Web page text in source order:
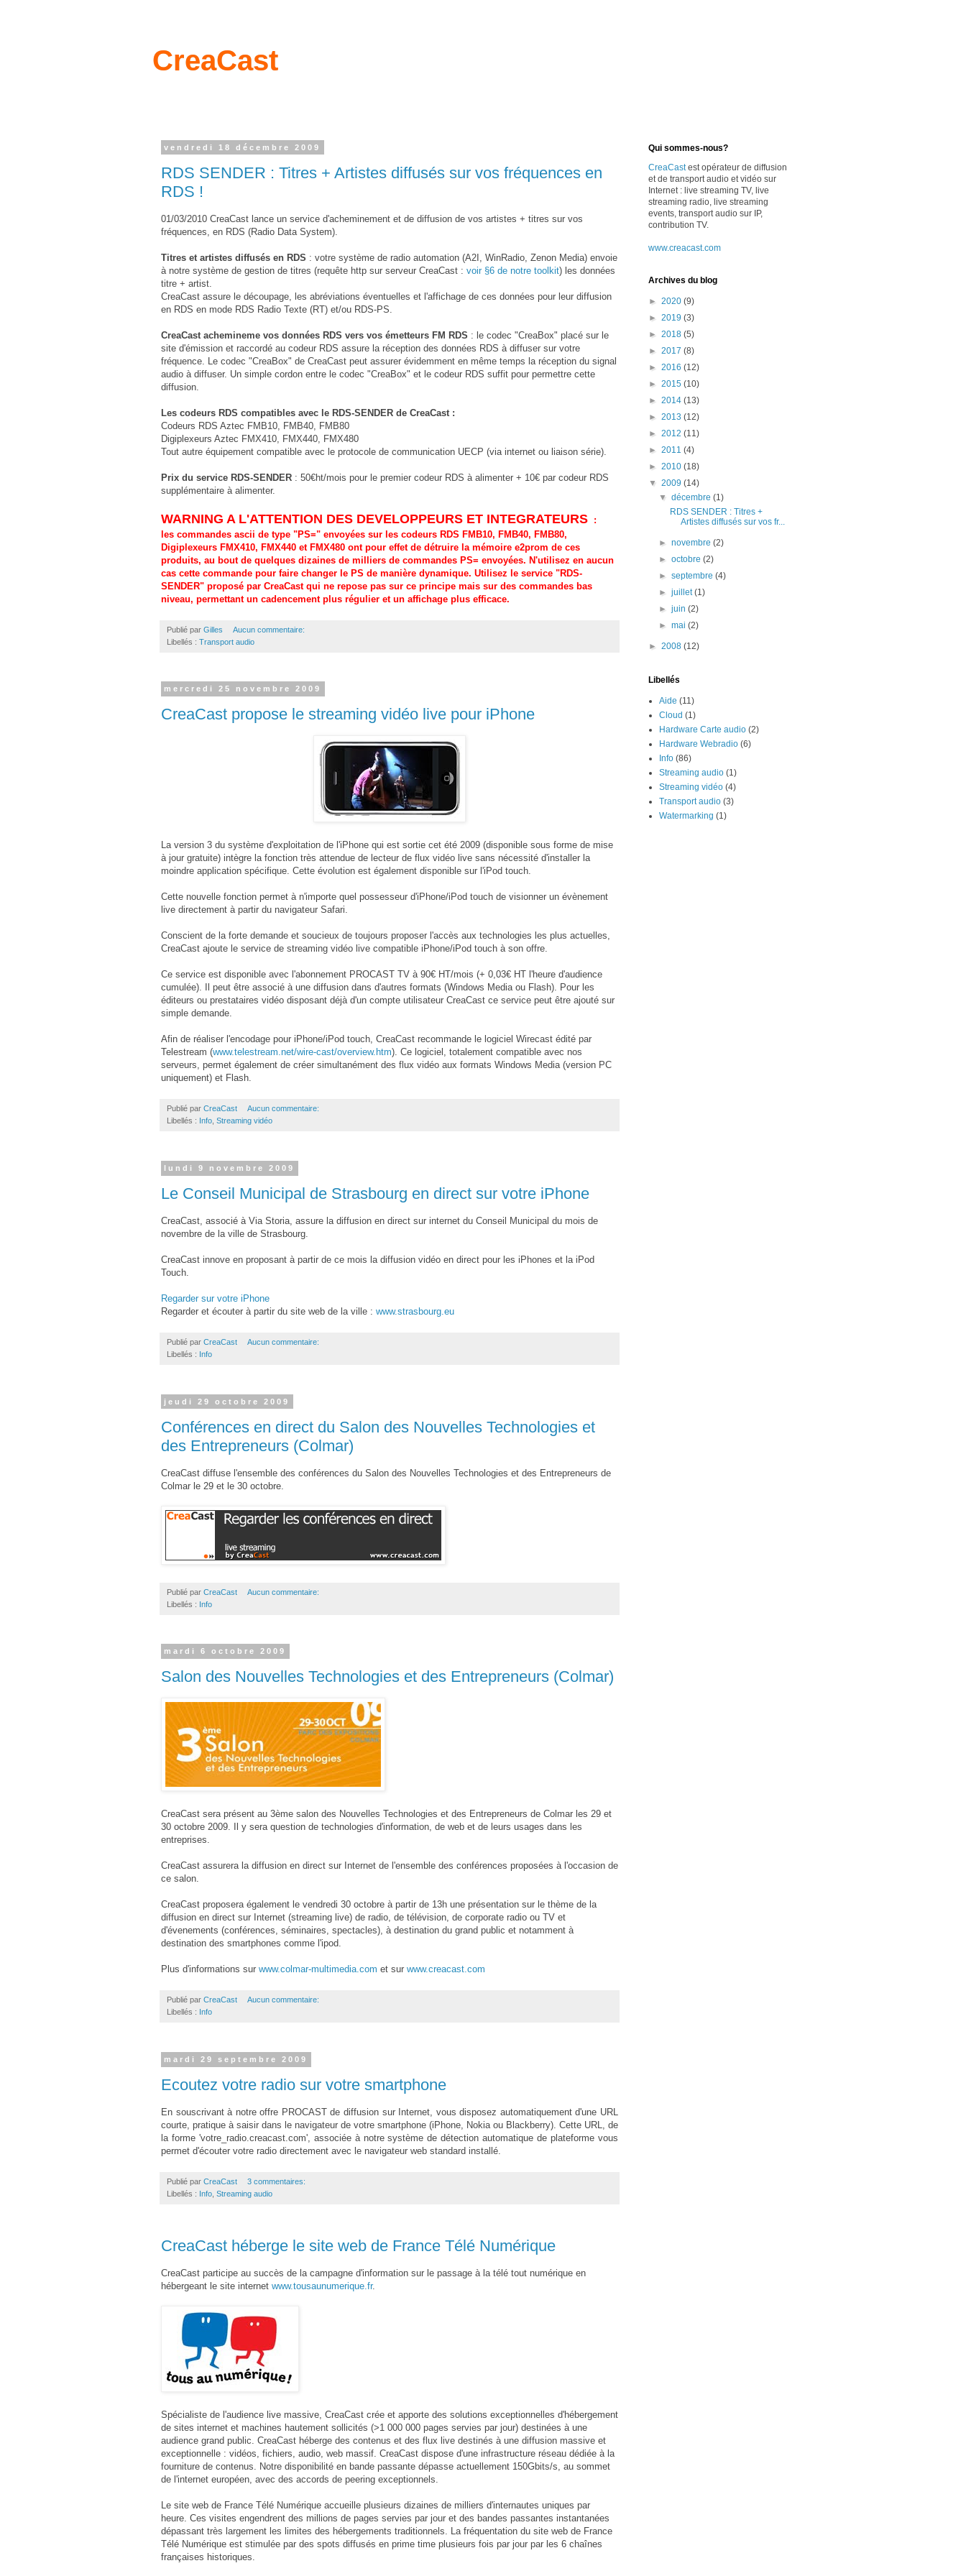
CreaCast
vendredi 18 décembre 2009
RDS SENDER : Titres + Artistes diffusés sur vos fréquences en
RDS !
01/03/2010 CreaCast lance un service d'acheminement et de diffusion de vos artistes + titres sur vos
fréquences, en RDS (Radio Data System).
Titres et artistes diffusés en RDS : votre système de radio automation (A2I, WinRadio, Zenon Media) envoie
à notre système de gestion de titres (requête http sur serveur CreaCast : voir §6 de notre toolkit) les données
titre + artist.
CreaCast assure le découpage, les abréviations éventuelles et l'affichage de ces données pour leur diffusion
en RDS en mode RDS Radio Texte (RT) et/ou RDS-PS.
CreaCast achemineme vos données RDS vers vos émetteurs FM RDS : le codec "CreaBox" placé sur le
site d'émission et raccordé au codeur RDS assure la réception des données RDS à diffuser sur votre
fréquence. Le codec "CreaBox" de CreaCast peut assurer évidemment en même temps la réception du signal
audio à diffuser. Un simple cordon entre le codec "CreaBox" et le codeur RDS suffit pour permettre cette
diffusion.
Les codeurs RDS compatibles avec le RDS-SENDER de CreaCast :
Codeurs RDS Aztec FMB10, FMB40, FMB80
Digiplexeurs Aztec FMX410, FMX440, FMX480
Tout autre équipement compatible avec le protocole de communication UECP (via internet ou liaison série).
Prix du service RDS-SENDER : 50€ht/mois pour le premier codeur RDS à alimenter + 10€ par codeur RDS
supplémentaire à alimenter.
WARNING A L'ATTENTION DES DEVELOPPEURS ET INTEGRATEURS :
les commandes ascii de type "PS=" envoyées sur les codeurs RDS FMB10, FMB40, FMB80,
Digiplexeurs FMX410, FMX440 et FMX480 ont pour effet de détruire la mémoire e2prom de ces
produits, au bout de quelques dizaines de milliers de commandes PS= envoyées. N'utilisez en aucun
cas cette commande pour faire changer le PS de manière dynamique. Utilisez le service "RDS-
SENDER" proposé par CreaCast qui ne repose pas sur ce principe mais sur des commandes bas
niveau, permettant un cadencement plus régulier et un affichage plus efficace.
Publié par Gilles
Aucun commentaire:
Libellés : Transport audio
mercredi 25 novembre 2009
CreaCast propose le streaming vidéo live pour iPhone
La version 3 du système d'exploitation de l'iPhone qui est sortie cet été 2009 (disponible sous forme de mise
à jour gratuite) intègre la fonction très attendue de lecteur de flux vidéo live sans nécessité d'installer la
moindre application spécifique. Cette évolution est également disponible sur l'iPod touch.
Cette nouvelle fonction permet à n'importe quel possesseur d'iPhone/iPod touch de visionner un évènement
live directement à partir du navigateur Safari.
Conscient de la forte demande et soucieux de toujours proposer l'accès aux technologies les plus actuelles,
CreaCast ajoute le service de streaming vidéo live compatible iPhone/iPod touch à son offre.
Ce service est disponible avec l'abonnement PROCAST TV à 90€ HT/mois (+ 0,03€ HT l'heure d'audience
cumulée). Il peut être associé à une diffusion dans d'autres formats (Windows Media ou Flash). Pour les
éditeurs ou prestataires vidéo disposant déjà d'un compte utilisateur CreaCast ce service peut être ajouté sur
simple demande.
Afin de réaliser l'encodage pour iPhone/iPod touch, CreaCast recommande le logiciel Wirecast édité par
Telestream (www.telestream.net/wire-cast/overview.htm). Ce logiciel, totalement compatible avec nos
serveurs, permet également de créer simultanément des flux vidéo aux formats Windows Media (version PC
uniquement) et Flash.
Publié par CreaCast
Aucun commentaire:
Libellés : Info Streaming vidéo
lundi 9 novembre 2009
Le Conseil Municipal de Strasbourg en direct sur votre iPhone
CreaCast, associé à Via Storia, assure la diffusion en direct sur internet du Conseil Municipal du mois de
novembre de la ville de Strasbourg.
CreaCast innove en proposant à partir de ce mois la diffusion vidéo en direct pour les iPhones et la iPod
Touch.
Regarder sur votre iPhone
Regarder et écouter à partir du site web de la ville : www.strasbourg.eu
Publié par CreaCast
Aucun commentaire:
Libellés : Info
jeudi 29 octobre 2009
Conférences en direct du Salon des Nouvelles Technologies et
des Entrepreneurs (Colmar)
CreaCast diffuse l'ensemble des conférences du Salon des Nouvelles Technologies et des Entrepreneurs de
Colmar le 29 et le 30 octobre.
Publié par CreaCast
Aucun commentaire:
Libellés : Info
mardi 6 octobre 2009
Salon des Nouvelles Technologies et des Entrepreneurs (Colmar)
CreaCast sera présent au 3ème salon des Nouvelles Technologies et des Entrepreneurs de Colmar les 29 et
30 octobre 2009. Il y sera question de technologies d'information, de web et de leurs usages dans les
entreprises.
CreaCast assurera la diffusion en direct sur Internet de l'ensemble des conférences proposées à l'occasion de
ce salon.
CreaCast proposera également le vendredi 30 octobre à partir de 13h une présentation sur le thème de la
diffusion en direct sur Internet (streaming live) de radio, de télévision, de corporate radio ou TV et
d'évenements (conférences, séminaires, spectacles), à destination du grand public et notamment à
destination des smartphones comme l'ipod.
Plus d'informations sur www.colmar-multimedia.com et sur www.creacast.com
Publié par CreaCast
Aucun commentaire:
Libellés : Info
mardi 29 septembre 2009
Ecoutez votre radio sur votre smartphone
En souscrivant à notre offre PROCAST de diffusion sur Internet, vous disposez automatiquement d'une URL
courte, pratique à saisir dans le navigateur de votre smartphone (iPhone, Nokia ou Blackberry). Cette URL, de
la forme 'votre_radio.creacast.com', associée à notre système de détection automatique de plateforme vous
permet d'écouter votre radio directement avec le navigateur web standard installé.
Publié par CreaCast
3 commentaires:
Libellés : Info Streaming audio
CreaCast héberge le site web de France Télé Numérique
CreaCast participe au succès de la campagne d'information sur le passage à la télé tout numérique en
hébergeant le site internet www.tousaunumerique.fr.
Spécialiste de l'audience live massive, CreaCast crée et apporte des solutions exceptionnelles d'hébergement
de sites internet et machines hautement sollicités (>1 000 000 pages servies par jour) destinées à une
audience grand public. CreaCast héberge des contenus et des flux live destinés à une diffusion massive et
exceptionnelle : vidéos, fichiers, audio, web massif. CreaCast dispose d'une infrastructure réseau dédiée à la
fourniture de contenus. Notre disponibilité en bande passante dépasse actuellement 150Gbits/s, au sommet
de l'internet européen, avec des accords de peering exceptionnels.
Le site web de France Télé Numérique accueille plusieurs dizaines de milliers d'internautes uniques par
heure. Ces visites engendrent des millions de pages servies par jour et des bandes passantes instantanées
dépassant très largement les limites des hébergements traditionnels. La fréquentation du site web de France
Télé Numérique est stimulée par des spots diffusés en prime time plusieurs fois par jour par les 6 chaînes
françaises historiques.
Qui sommes-nous?
CreaCastest opérateur de diffusion
et de transport audio et vidéo sur
Internet : live streaming TV, live
streaming radio, live streaming
events, transport audio sur IP,
contribution TV.
www.creacast.com
Archives du blog
► 2020 (9)
► 2019 (3)
► 2018 (5)
► 2017 (8)
► 2016 (12)
► 2015 (10)
► 2014 (13)
► 2013 (12)
► 2012 (11)
► 2011 (4)
► 2010 (18)
▼ 2009 (14)
▼décembre(1)
RDS SENDER : Titres +
Artistes diffusés sur vos fr...
►novembre(2)
►octobre(2)
►septembre(4)
►juillet(1)
►juin(2)
►mai(2)
► 2008 (12)
Libellés
Aide (11)
Cloud (1)
Hardware Carte audio (2)
Hardware Webradio (6)
Info (86)
Streaming audio (1)
Streaming vidéo (4)
Transport audio (3)
Watermarking (1)